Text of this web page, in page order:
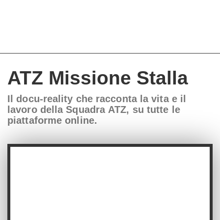
ATZ Missione Stalla
Il docu-reality che racconta la vita e il
lavoro della Squadra ATZ, su tutte le
piattaforme online.